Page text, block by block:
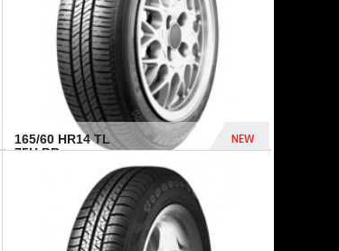
165/60 HR14 TL
75H BR...
NEW